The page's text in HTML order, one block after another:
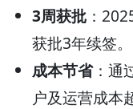
3周获批 ：
获批3年续签。
成本节省：通
户及运营成本